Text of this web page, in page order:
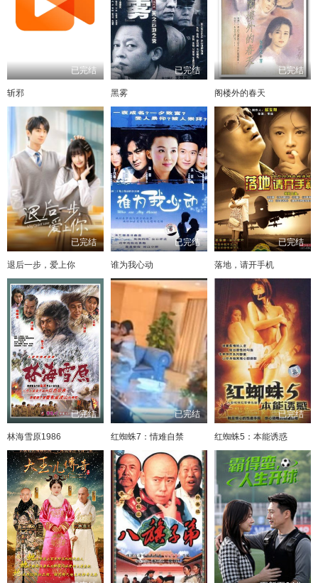
已完结
斩邪
已完结
黑雾
已完结
阁楼外的春天
已完结
退后一步，爱上你
已完结
谁为我心动
已完结
落地，请开手机
已完结
林海雪原1986
已完结
红蜘蛛7：情难自禁
已完结
红蜘蛛5：本能诱惑